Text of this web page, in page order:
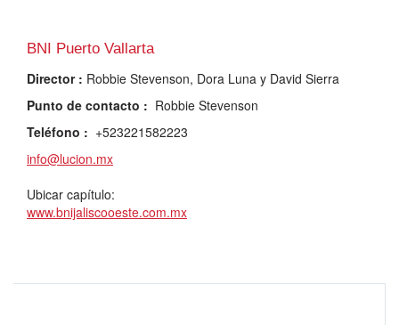
BNI Puerto Vallarta
Director : Robbie Stevenson, Dora Luna y David Sierra
Punto de contacto : Robbie Stevenson
Teléfono : +523221582223
info@lucion.mx
Ubicar capítulo:
www.bnijaliscooeste.com.mx